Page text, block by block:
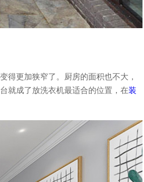
得更加狭窄了。厨房的面积也不大，
就成了放洗衣机最适合的位置，在装